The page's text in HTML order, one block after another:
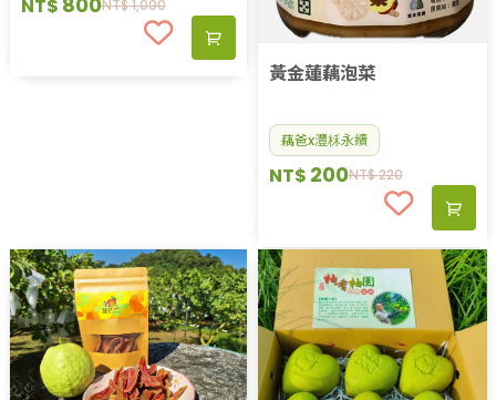
NT$1,000
NT$
黃金蓮藕泡菜
藕爸x灃柇永續
NT$220
NT$ 200